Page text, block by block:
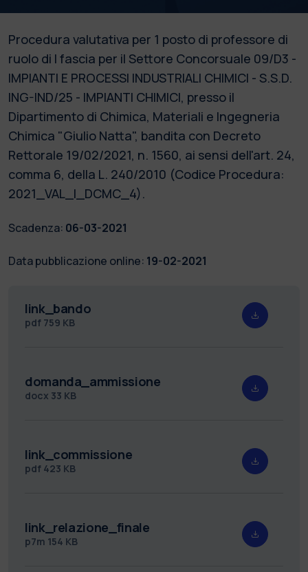
Procedura valutativa per 1 posto di professore di
ruolo di I fascia per il Settore Concorsuale 09/D3 -
IMPIANTI E PROCESSI INDUSTRIALI CHIMICI - S.S.D.
ING-IND/25 - IMPIANTI CHIMICI, presso il
Dipartimento di Chimica, Materiali e Ingegneria
Chimica "Giulio Natta", bandita con Decreto
Rettorale 19/02/2021, n. 1560, ai sensi dell'art. 24,
comma 6, della L. 240/2010 (Codice Procedura:
2021_VAL_I_DCMC_4).
Scadenza: 06-03-2021
Data pubblicazione online: 19-02-2021
link_bando
pdf 759 KB
domanda_ammissione
docx 33 KB
link_commissione
pdf 423 KB
link_relazione_finale
p7m 154 KB